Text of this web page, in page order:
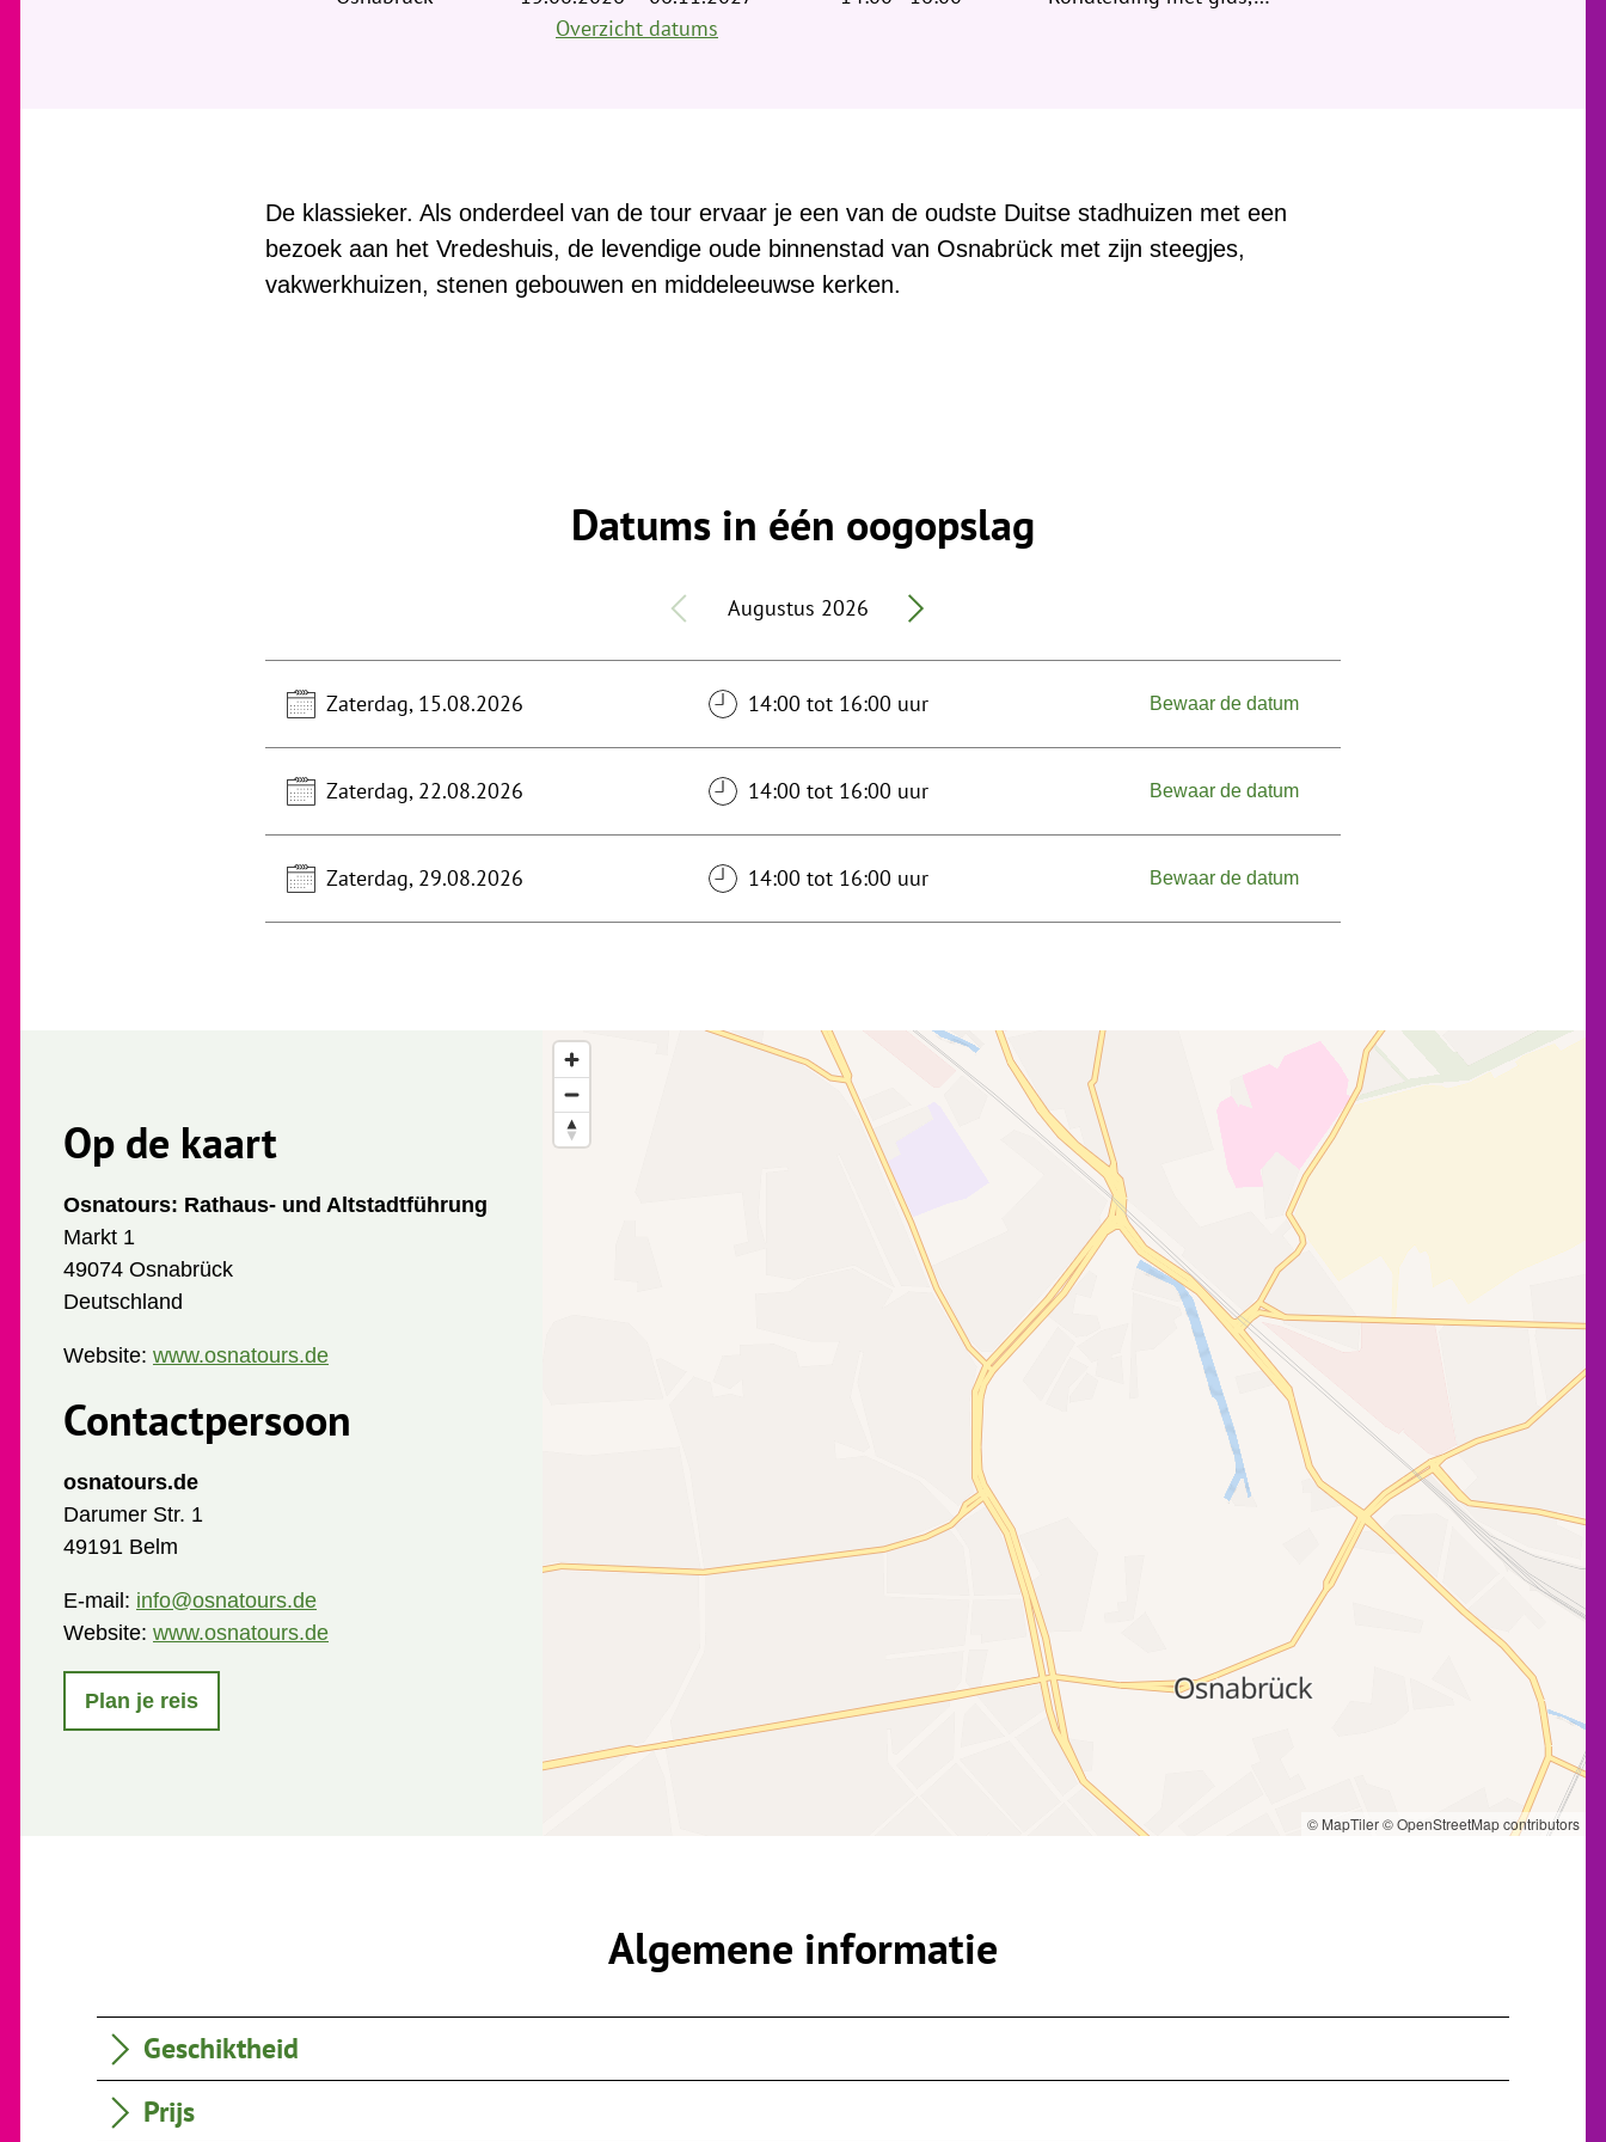
Overzicht datums
De klassieker. Als onderdeel van de tour ervaar je een van de oudste Duitse stadhuizen met een
bezoek aan het Vredeshuis, de levendige oude binnenstad van Osnabrück met zijn steegjes,
vakwerkhuizen, stenen gebouwen en middeleeuwse kerken.
Datums in één oogopslag
Augustus 2026
Zaterdag, 15.08.2026 14:00 tot 16:00 uur Bewaar de datum
Zaterdag, 22.08.2026 14:00 tot 16:00 uur Bewaar de datum
Zaterdag, 29.08.2026 14:00 tot 16:00 uur Bewaar de datum
Op de kaart
Osnatours: Rathaus- und Altstadtführung
Markt 1
49074 Osnabrück
Deutschland
Website: www.osnatours.de
Contactpersoon
osnatours.de
Darumer Str. 1
49191 Belm
E-mail: info@osnatours.de
Website: www.osnatours.de
Plan je reis
© MapTiler© OpenStreetMap contributors
Algemene informatie
Geschiktheid
Prijs